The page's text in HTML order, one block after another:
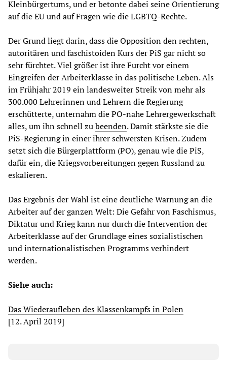
Kleinbürgertums, und er betonte dabei seine Orientierung
auf die EU und auf Fragen wie die LGBTQ-Rechte.
Der Grund liegt darin, dass die Opposition den rechten,
autoritären und faschistoiden Kurs der PiS gar nicht so
sehr fürchtet. Viel größer ist ihre Furcht vor einem
Eingreifen der Arbeiterklasse in das politische Leben. Als
im Frühjahr 2019 ein landesweiter Streik von mehr als
300.000 Lehrerinnen und Lehrern die Regierung
erschütterte, unternahm die PO-nahe Lehrergewerkschaft
alles, um ihn schnell zubeenden. Damit stärkste sie die
PiS-Regierung in einer ihrer schwersten Krisen. Zudem
setzt sich die Bürgerplattform (PO), genau wie die PiS,
dafür ein, die Kriegsvorbereitungen gegen Russland zu
eskalieren.
Das Ergebnis der Wahl ist eine deutliche Warnung an die
Arbeiter auf der ganzen Welt: Die Gefahr von Faschismus,
Diktatur und Krieg kann nur durch die Intervention der
Arbeiterklasse auf der Grundlage eines sozialistischen
und internationalistischen Programms verhindert
werden.
Siehe auch:
Das Wiederaufleben des Klassenkampfs in Polen
[12. April 2019]